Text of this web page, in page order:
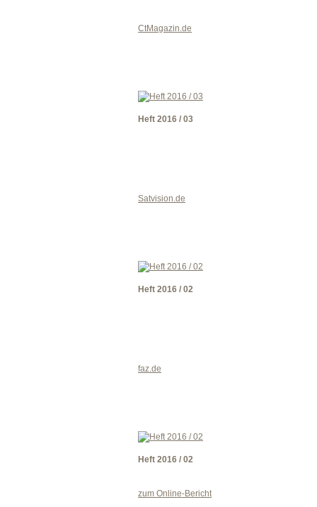
CtMagazin.de
Heft 2016 / 03
Satvision.de
Heft 2016 / 02
faz.de
Heft 2016 / 02
zum Online-Bericht